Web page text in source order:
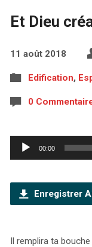
Et Dieu
11 août 2018
Edification,
0
Lecteur
audio
00:00
Enregistrer
Il remplira ta